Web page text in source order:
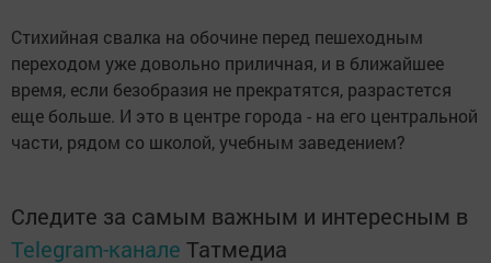
Стихийная свалка на обочине перед пешеходным
переходом уже довольно приличная, и в ближайшее
время, если безобразия не прекратятся, разрастется
еще больше. И это в центре города - на его центральной
части, рядом со школой, учебным заведением?
Следите за самым важным и интересным в
Telegram-канале Татмедиа